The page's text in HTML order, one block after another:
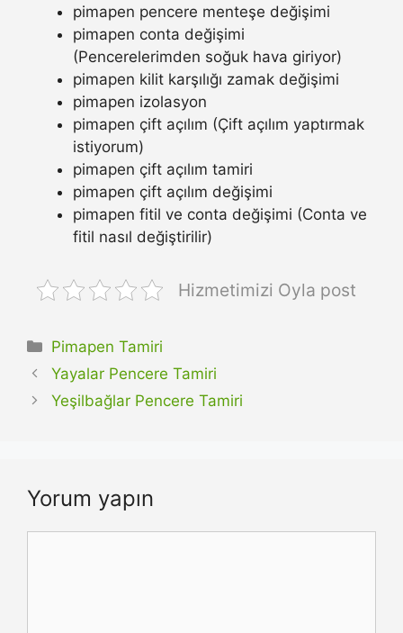
pimapen pencere menteşe değişimi
pimapen conta değişimi
(Pencerelerimden soğuk hava giriyor)
pimapen kilit karşılığı zamak değişimi
pimapen izolasyon
pimapen çift açılım (Çift açılım yaptırmak
istiyorum)
pimapen çift açılım tamiri
pimapen çift açılım değişimi
pimapen fitil ve conta değişimi (Conta ve
fitil nasıl değiştirilir)
Hizmetimizi Oyla post
Kategoriler
Pimapen Tamiri
Yayalar Pencere Tamiri
Yeşilbağlar Pencere Tamiri
Yorum yapın